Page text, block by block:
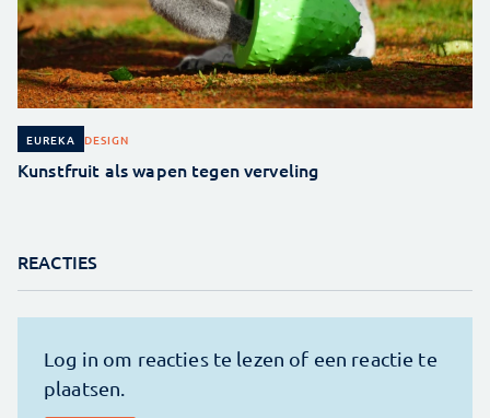
EUREKA DESIGN
Kunstfruit als wapen tegen verveling
REACTIES